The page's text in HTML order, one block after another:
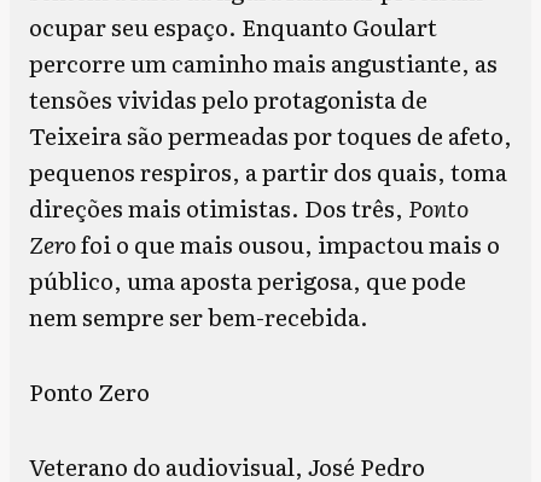
ocupar seu espaço. Enquanto Goulart
percorre um caminho mais angustiante, as
tensões vividas pelo protagonista de
Teixeira são permeadas por toques de afeto,
pequenos respiros, a partir dos quais, toma
direções mais otimistas. Dos três, Ponto
Zerofoi o que mais ousou, impactou mais o
público, uma aposta perigosa, que pode
nem sempre ser bem-recebida.
Ponto Zero
Veterano do audiovisual, José Pedro